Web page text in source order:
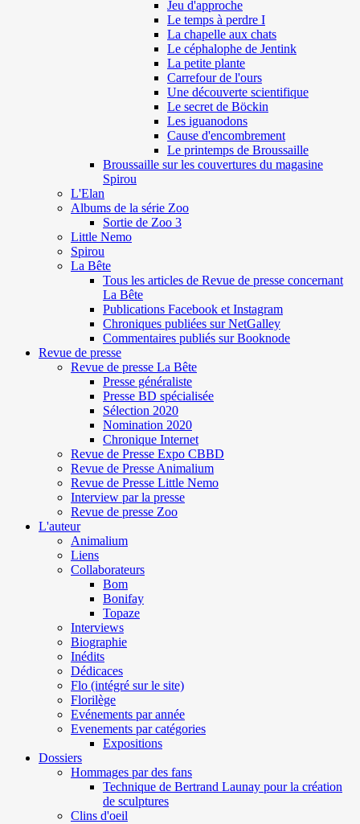
Jeu d'approche
Le temps à perdre I
La chapelle aux chats
Le céphalophe de Jentink
La petite plante
Carrefour de l'ours
Une découverte scientifique
Le secret de Böckin
Les iguanodons
Cause d'encombrement
Le printemps de Broussaille
Broussaille sur les couvertures du magasine
Spirou
L'Elan
Albums de la série Zoo
Sortie de Zoo 3
Little Nemo
Spirou
La Bête
Tous les articles de Revue de presse concernant
La Bête
Publications Facebook et Instagram
Chroniques publiées sur NetGalley
Commentaires publiés sur Booknode
Revue de presse
Revue de presse La Bête
Presse généraliste
Presse BD spécialisée
Sélection 2020
Nomination 2020
Chronique Internet
Revue de Presse Expo CBBD
Revue de Presse Animalium
Revue de Presse Little Nemo
Interview par la presse
Revue de presse Zoo
L'auteur
Animalium
Liens
Collaborateurs
Bom
Bonifay
Topaze
Interviews
Biographie
Inédits
Dédicaces
Flo (intégré sur le site)
Florilège
Evénements par année
Evenements par catégories
Expositions
Dossiers
Hommages par des fans
Technique de Bertrand Launay pour la création
de sculptures
Clins d'oeil